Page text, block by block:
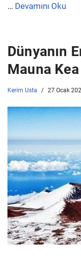
… Devamını Oku
Dünyanın
Mauna Kea
Kerim Usta 27 Ocak